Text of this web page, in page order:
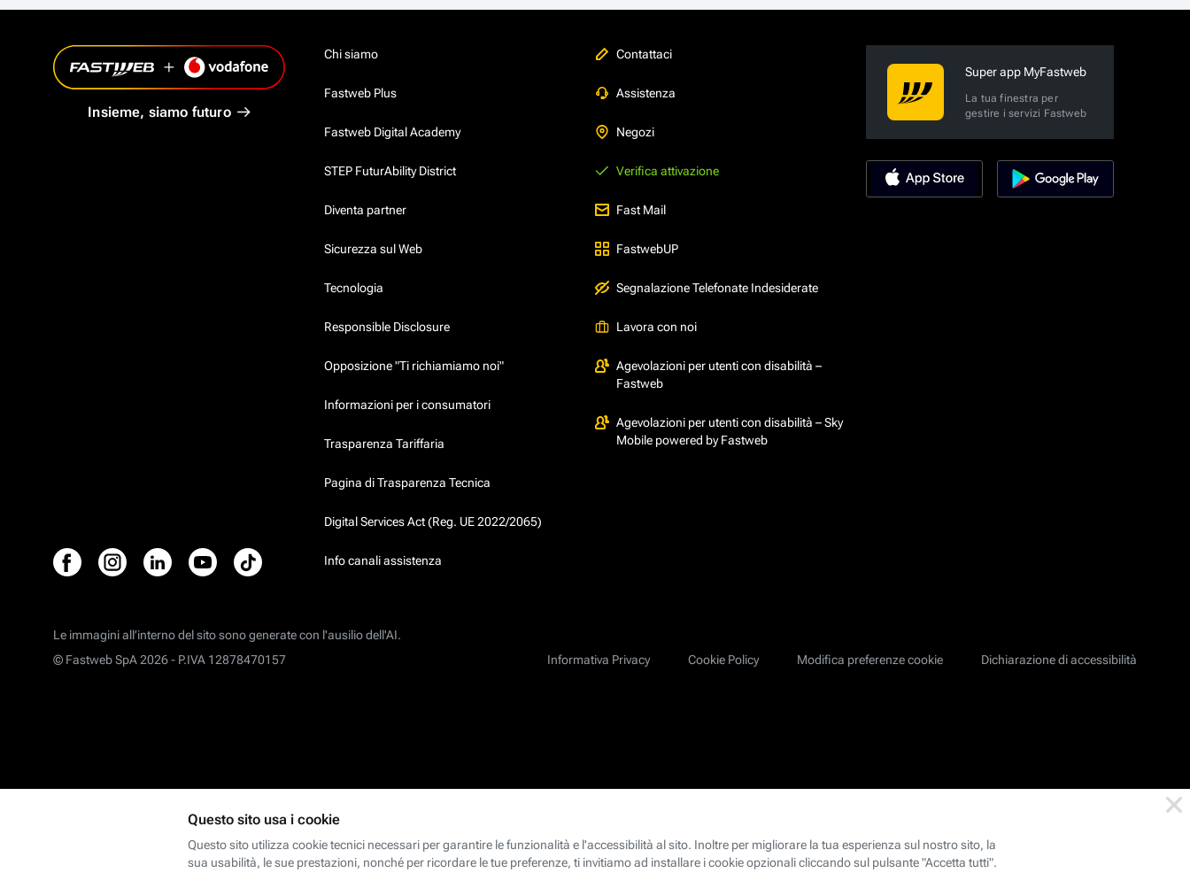
Insieme, siamo futuro
Chi siamo
Fastweb Plus
Fastweb Digital Academy
STEP FuturAbility District
Diventa partner
Sicurezza sul Web
Tecnologia
Responsible Disclosure
Opposizione "Ti richiamiamo noi"
Informazioni per i consumatori
Trasparenza Tariffaria
Pagina di Trasparenza Tecnica
Digital Services Act (Reg. UE 2022/2065)
Info canali assistenza
Contattaci
Assistenza
Negozi
Verifica attivazione
Fast Mail
FastwebUP
Segnalazione Telefonate Indesiderate
Lavora con noi
Agevolazioni per utenti con disabilità –
Fastweb
Agevolazioni per utenti con disabilità – Sky
Mobile powered by Fastweb
Super app MyFastweb
La tua finestra per
gestire i servizi Fastweb
Le immagini all’interno del sito sono generate con l'ausilio dell'AI.
Informativa Privacy
Cookie Policy Modifica preferenze cookie Dichiarazione di accessibilità
© Fastweb SpA 2026 - P.IVA 12878470157